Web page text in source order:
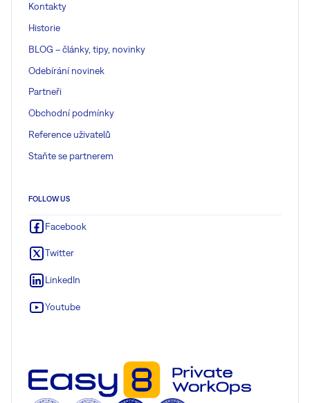
Kontakty
Historie
BLOG – články, tipy, novinky
Odebírání novinek
Partneři
Obchodní podmínky
Reference uživatelů
Staňte se partnerem
FOLLOW US
Facebook
Twitter
LinkedIn
Youtube